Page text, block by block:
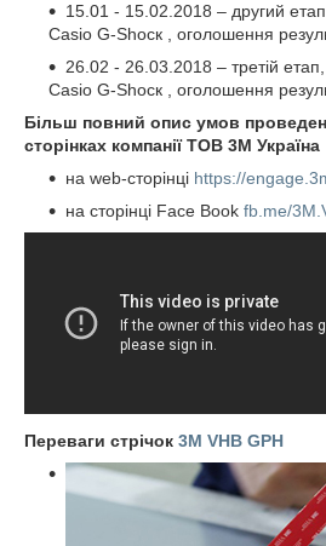
15.01 - 15.02.2018 – другий
Casio G-Ѕһоск , оголошення
26.02 - 26.03.2018 – третій
Casio G-Ѕһоск , оголошення
Більш повний опис умов
сторінках компанії ТОВ 3М Україна
на web-сторінці https://
на сторінці Face Book fb.me/
Переваги стрічок 3M VHB GPH